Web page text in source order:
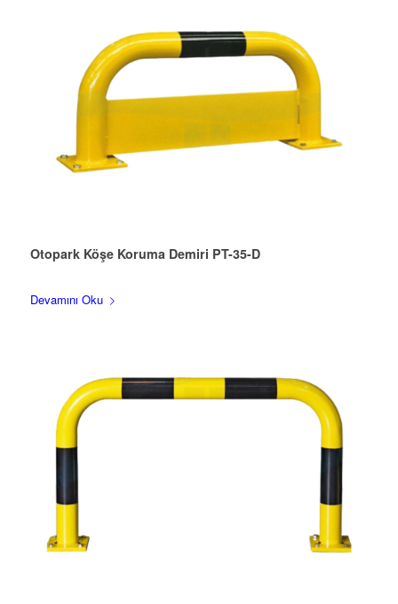
Otopark Köşe Koruma Demiri PT-35-D
Devamını Oku